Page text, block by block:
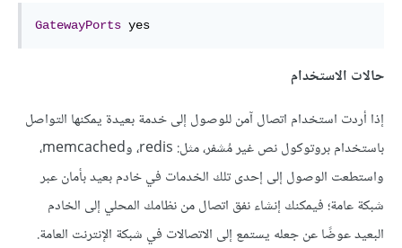
GatewayPorts yes
حالات الاستخدام
إذا أردت استخدام اتصال آمن للوصول إلى خدمة بعيدة يمكنها التواصل
باستخدام بروتوكول نص غير مُشفر، مثل: redis، وmemcached،
واستطعت الوصول إلى إحدى تلك الخدمات في خادم بعيد بأمان عبر
شبكة عامة؛ فيمكنك إنشاء نفق اتصال من نظامك المحلي إلى الخادم
البعيد عوضًا عن جعله يستمع إلى الاتصالات في شبكة الإنترنت العامة.